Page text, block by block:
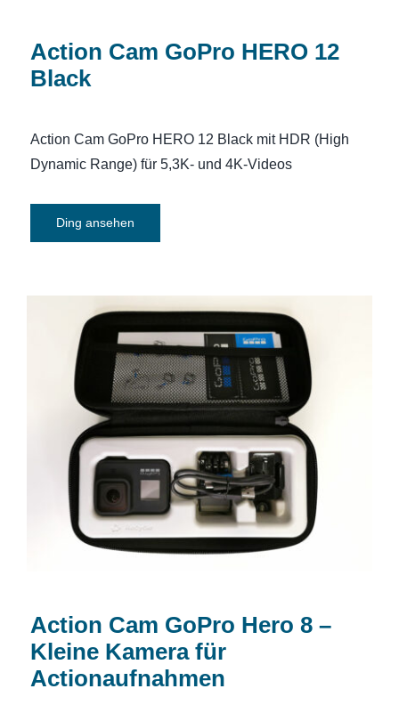
Action Cam GoPro HERO 12
Black
Action Cam GoPro HERO 12 Black mit HDR (High
Dynamic Range) für 5,3K- und 4K-Videos
Ding ansehen
Action Cam GoPro Hero 8 – Kleine
Kamera für Actionaufnahmen
Action Cam GoPro Hero 8 –
Kleine Kamera für
Actionaufnahmen